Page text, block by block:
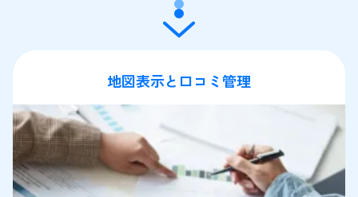
地図表示と口コミ管理